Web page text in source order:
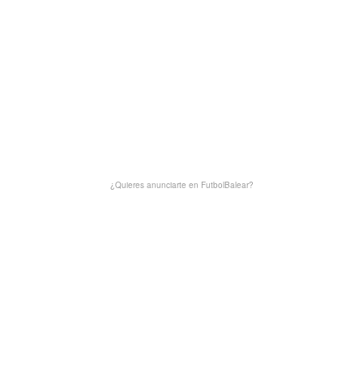
¿Quieres anunciarte en FutbolBalear?